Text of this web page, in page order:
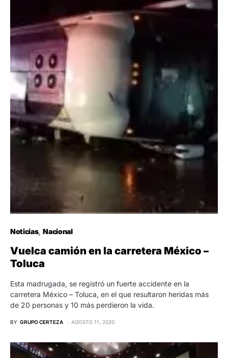
Noticias Nacional
Vuelca camión en la carretera México –
Toluca
Esta madrugada, se registró un fuerte accidente en la
carretera México – Toluca, en el que resultaron heridas más
de 20 personas y 10 más perdieron la vida.
BY GRUPO CERTEZA AGOSTO 11, 2020